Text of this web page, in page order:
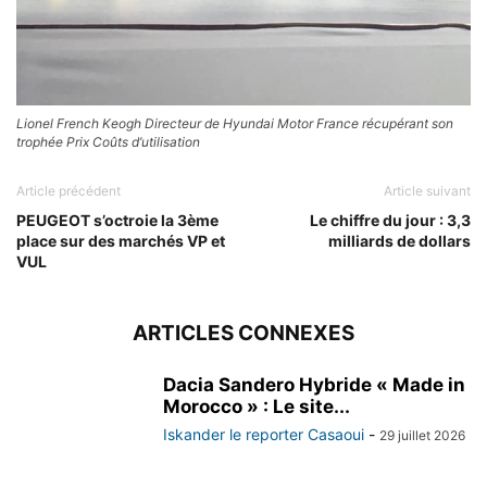
Lionel French Keogh Directeur de Hyundai Motor France récupérant son
trophée Prix Coûts d’utilisation
Article précédent
PEUGEOT s’octroie la 3ème
place sur des marchés VP et
VUL
Article suivant
Le chiffre du jour : 3,3
milliards de dollars
ARTICLES CONNEXES
Dacia Sandero Hybride « Made in
Morocco » : Le site...
Iskander le reporter Casaoui - 29 juillet 2026